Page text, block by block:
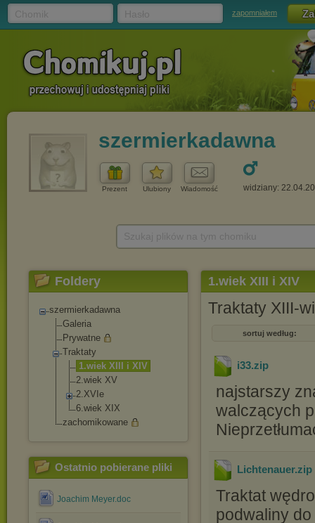
zapomniałem
szermierkadawna
Prezent Ulubiony Wiadomość widziany:
Foldery
szermierkadawna
Galeria
Prywatne
Traktaty
1.wiek XIII i XIV
2.wiek XV
2.XVIe
6.wiek XIX
zachomikowane
Ostatnio pobierane pliki
Joachim Meyer.doc
1.wiek XIII i XIV
Traktaty XIII-
sortuj według:
i33.zip
najstarszy
walczących
Lichtenauer.zip
Traktat
podwaliny